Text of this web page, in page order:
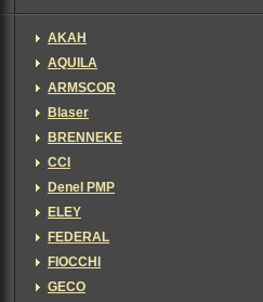
AKAH
AQUILA
ARMSCOR
Blaser
BRENNEKE
CCI
Denel PMP
ELEY
FEDERAL
FIOCCHI
GECO